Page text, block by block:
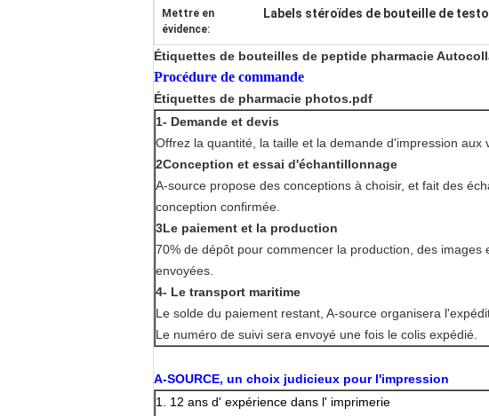
Mettre en
évidence:
Labels stéroïdes de bouteille de
Étiquettes de bouteilles de peptide pharmacie
Procédure de commande
Étiquettes de pharmacie photos.pdf
1- Demande et devis
Offrez la quantité, la taille et la demande d'impression aux
2Conception et essai d'échantillonnage
A-source propose des conceptions à choisir, et fait des
conception confirmée.
3Le paiement et la production
70% de dépôt pour commencer la production, des
envoyées.
4- Le transport maritime
Le solde du paiement restant, A-source organisera
Le numéro de suivi sera envoyé une fois le colis expédié.
A-SOURCE, un choix judicieux pour l'impression
1. 12 ans d' expérience dans l' imprimerie